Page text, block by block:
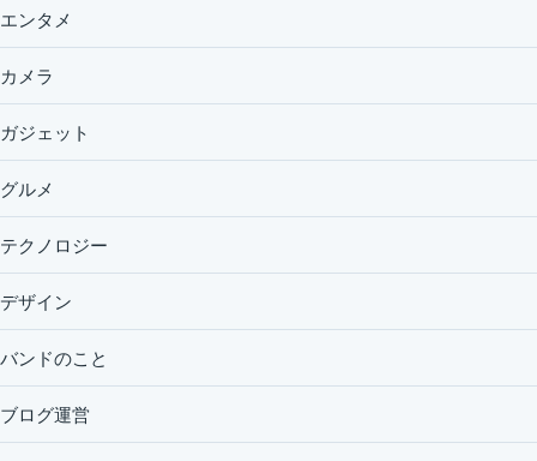
エンタメ
カメラ
ガジェット
グルメ
テクノロジー
デザイン
バンドのこと
ブログ運営